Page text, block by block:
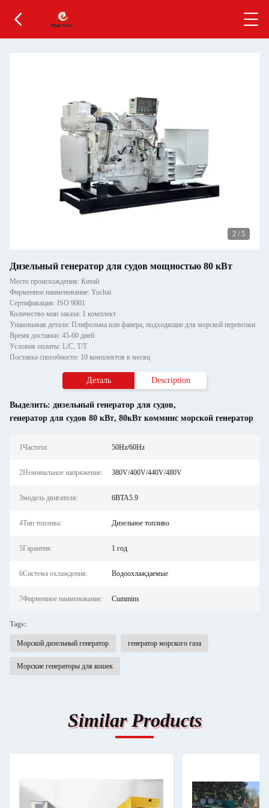
2 / 5
Дизельный генератор для судов мощностью 80 кВт
Место происхождения: Китай
Фирменное наименование: Yuchai
Сертификация: ISO 9001
Количество мин заказа: 1 комплект
Упаковывая детали: Плифольма или фанера, подходящие для морской перевозки
Время доставки: 45-60 дней
Условия оплаты: L/C, T/T
Поставка способности: 10 комплектов в месяц
Деталь Description
Выделить: дизельный генератор для судов,
генератор для судов 80 кВт, 80кВт комминс морской генератор
1Частота: 50Hz/60Hz
2Номинальное напряжение: 380V/400V/440V/480V
3модель двигателя: 6BTA5.9
4Тип топлива: Дизельное топливо
5Гарантия: 1 год
6Система охлаждения: Водоохлаждаемые
7Фирменное наименование: Cummins
Tags:
Морской дизельный генератор генератор морского газа
Морские генераторы для кошек
Similar Products